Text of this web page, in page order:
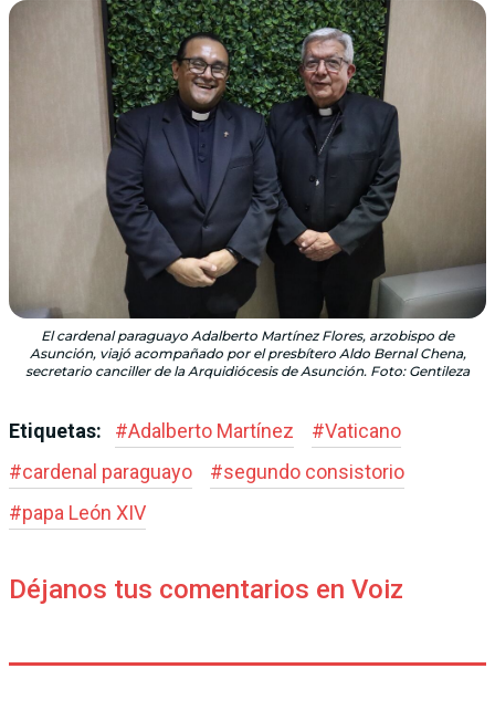
El cardenal paraguayo Adalberto Martínez Flores, arzobispo de
Asunción, viajó acompañado por el presbítero Aldo Bernal Chena,
secretario canciller de la Arquidiócesis de Asunción. Foto: Gentileza
Etiquetas: #Adalberto Martínez #Vaticano
#cardenal paraguayo #segundo consistorio
#papa León XIV
Déjanos tus comentarios en Voiz